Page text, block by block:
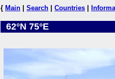
{ Main Search Countries
62°N 75°E